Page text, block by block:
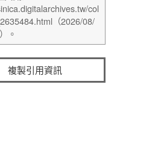
複製引用資訊